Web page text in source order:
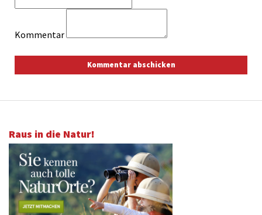
Kommentar
Raus in die Natur!